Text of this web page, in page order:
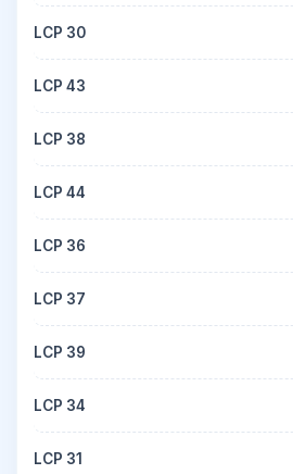
LCP 30
LCP 43
LCP 38
LCP 44
LCP 36
LCP 37
LCP 39
LCP 34
LCP 31